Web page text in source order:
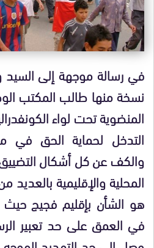
في رسالة موجهة إلى السيد
نسخة منها طالب المكتب
المنضوية تحت لواء
التدخل لحماية الحق في
والكف عن كل أشكال
المحلية والإقليمية بالعديد
هو الشأن بإقليم فجيج حيث
في العمق على حد تعبير